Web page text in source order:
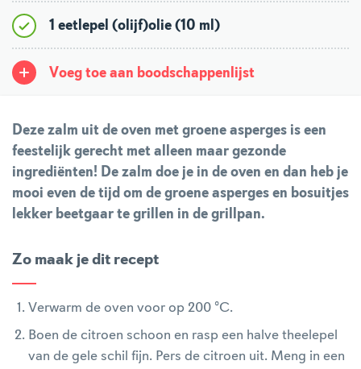
1 eetlepel (olijf)olie (10 ml)
Voeg toe aan boodschappenlijst
Deze zalm uit de oven met groene asperges is een
feestelijk gerecht met alleen maar gezonde
ingrediënten! De zalm doe je in de oven en dan heb je
mooi even de tijd om de groene asperges en bosuitjes
lekker beetgaar te grillen in de grillpan.
Zo maak je dit recept
Verwarm de oven voor op 200 °C.
Boen de citroen schoon en rasp een halve theelepel
van de gele schil fijn. Pers de citroen uit. Meng in een